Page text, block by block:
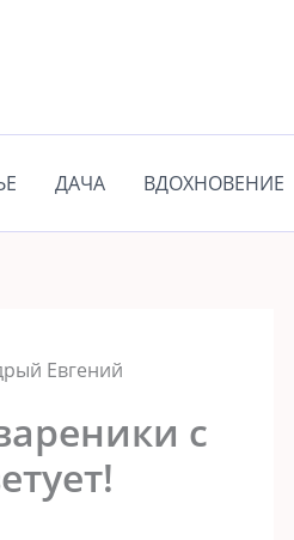
ДАЧА ВДОХНОВЕНИЕ
Евгений
с